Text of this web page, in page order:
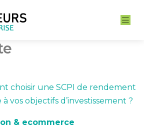
choisir une SCPI de rendement
vos objectifs d’investissement ?
& ecommerce